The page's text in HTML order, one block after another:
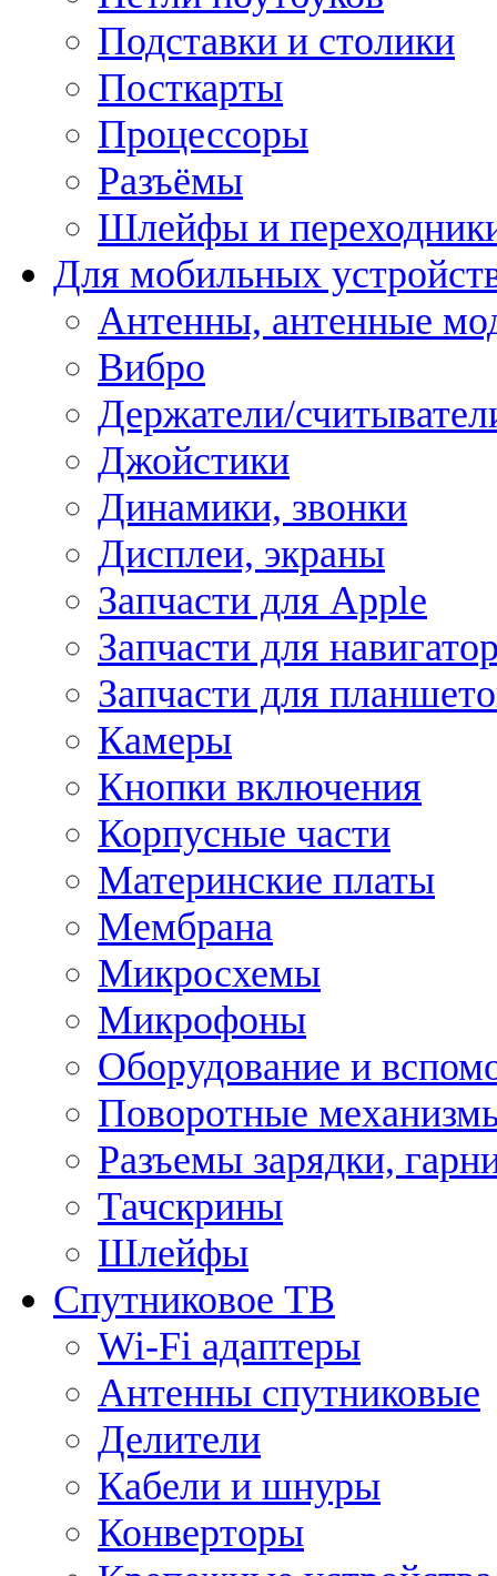
Подставки и столики
Посткарты
Процессоры
Разъёмы
Шлейфы и
Для мобильных
Антенны, антенные
Вибро
Держатели/
Джойстики
Динамики, звонки
Дисплеи, экраны
Запчасти для Apple
Запчасти для
Запчасти для
Камеры
Кнопки включения
Корпусные части
Материнские платы
Мембрана
Микросхемы
Микрофоны
Оборудование и
Поворотные
Разъемы зарядки,
Тачскрины
Шлейфы
Спутниковое ТВ
Wi-Fi адаптеры
Антенны спутниковые
Делители
Кабели и шнуры
Конверторы